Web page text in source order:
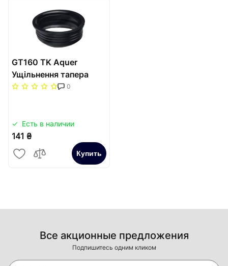
GT160 TK Aquer
Ущільнення тапера
D160
0
Есть в наличии
141 ₴
Купить
Все акционные предложения
Подпишитесь одним кликом